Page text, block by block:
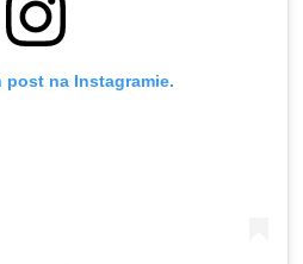
post na Instagramie.